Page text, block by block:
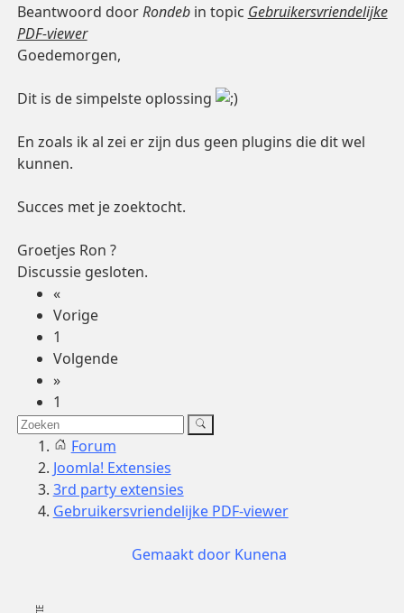
Beantwoord doorRondebin topic Gebruikersvriendelijke
PDF-viewer
Goedemorgen,
Dit is de simpelste oplossing
En zoals ik al zei er zijn dus geen plugins die dit wel
kunnen.
Succes met je zoektocht.
Groetjes Ron ?
Discussie gesloten.
«
Vorige
1
Volgende
»
1
Forum
Joomla! Extensies
3rd party extensies
Gebruikersvriendelijke PDF-viewer
Gemaakt door Kunena